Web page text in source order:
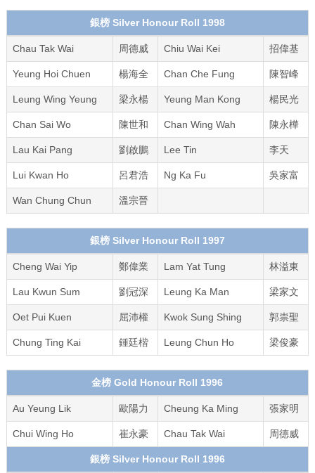
銀榜 Silver Honour Roll 1998
Chau Tak Wai 周德威 Chiu Wai Kei 招偉基
Yeung Hoi Chuen 楊海全 Chan Che Fung 陳智峰
Leung Wing Yeung 梁永楊 Yeung Man Kong 楊民光
Chan Sai Wo 陳世和 Chan Wing Wah 陳永樺
Lau Kai Pang 劉啟鵬 Lee Tin 李天
Lui Kwan Ho 呂君浩 Ng Ka Fu 吳家富
Wan Chung Chun 溫宗晉
銀榜 Silver Honour Roll 1997
Cheng Wai Yip 鄭偉業 Lam Yat Tung 林溢東
Lau Kwun Sum 劉冠深 Leung Ka Man 梁家文
Oet Pui Kuen 屈沛權 Kwok Sung Shing 郭祟聖
Chung Ting Kai 鍾廷楷 Leung Chun Ho 梁俊豪
金榜 Gold Honour Roll 1996
Au Yeung Lik 歐陽力 Cheung Ka Ming 張家明
Chui Wing Ho 崔永豪 Chau Tak Wai 周德威
銀榜 Silver Honour Roll 1996